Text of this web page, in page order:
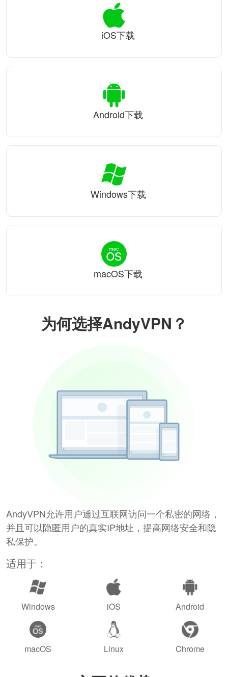
为何选择AndyVPN？
AndyVPN允许用户通过互联网访问一个私密的网络，
并且可以隐匿用户的真实IP地址，提高网络安全和隐
私保护。
适用于：
Windows iOS Android
macOS Linux Chrome
iOS下载
Android下载
Windows下载
macOS下载